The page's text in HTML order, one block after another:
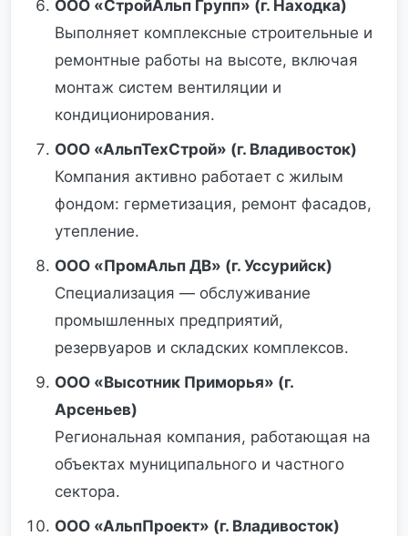
ООО «СтройАльп Групп» (г. Находка)
Выполняет комплексные строительные и
ремонтные работы на высоте, включая
монтаж систем вентиляции и
кондиционирования.
ООО «АльпТехСтрой» (г. Владивосток)
Компания активно работает с жилым
фондом: герметизация, ремонт фасадов,
утепление.
ООО «ПромАльп ДВ» (г. Уссурийск)
Специализация — обслуживание
промышленных предприятий,
резервуаров и складских комплексов.
ООО «Высотник Приморья» (г.
Арсеньев)
Региональная компания, работающая на
объектах муниципального и частного
сектора.
ООО «АльпПроект» (г. Владивосток)